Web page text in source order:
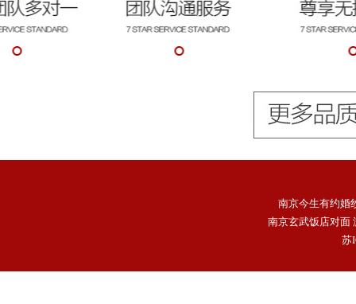
南京今生有约婚
南京玄武饭店对面
苏